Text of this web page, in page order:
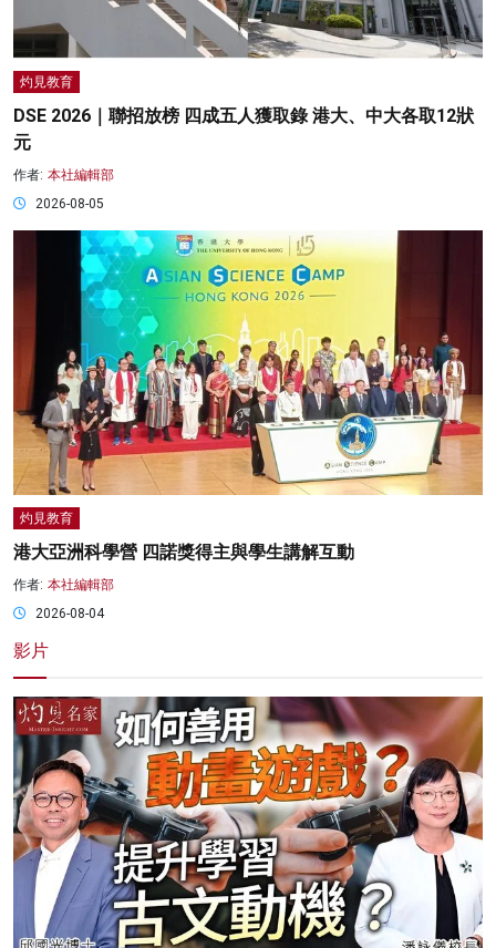
灼見教育
DSE 2026｜聯招放榜 四成五人獲取錄 港大、中大各取12狀
元
作者: 本社編輯部
2026-08-05
灼見教育
港大亞洲科學營 四諾獎得主與學生講解互動
作者: 本社編輯部
2026-08-04
影片